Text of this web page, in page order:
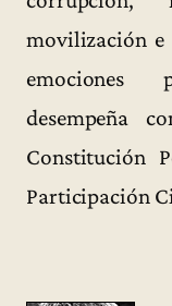
movilización
emociones
desempeña
Constitución
Participación